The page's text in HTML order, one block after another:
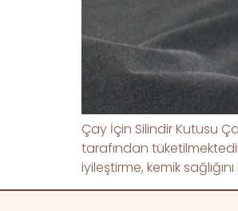
Çay İçin Silindir Kutusu
tarafından
iyileştirme, kemik